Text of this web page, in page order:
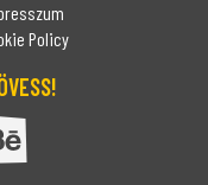
Policy
Facebook oldala